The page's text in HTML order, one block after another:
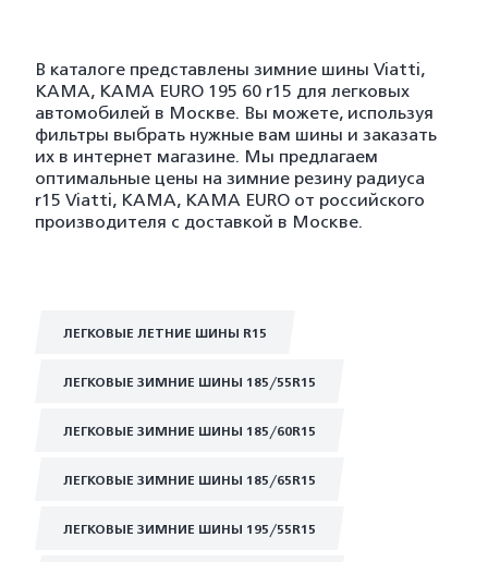
В каталоге представлены зимние шины Viatti,
KAMA, KAMA EURO 195 60 r15 для легковых
автомобилей в Москве. Вы можете, используя
фильтры выбрать нужные вам шины и заказать
их в интернет магазине. Мы предлагаем
оптимальные цены на зимние резину радиуса
r15 Viatti, KAMA, KAMA EURO от российского
производителя с доставкой в Москве.
ЛЕГКОВЫЕ ЛЕТНИЕ ШИНЫ R15
ЛЕГКОВЫЕ ЗИМНИЕ ШИНЫ 185/55R15
ЛЕГКОВЫЕ ЗИМНИЕ ШИНЫ 185/60R15
ЛЕГКОВЫЕ ЗИМНИЕ ШИНЫ 185/65R15
ЛЕГКОВЫЕ ЗИМНИЕ ШИНЫ 195/55R15